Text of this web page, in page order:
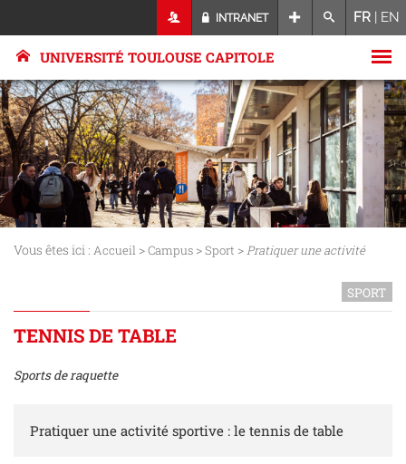
INTRANET FR | EN
UNIVERSITÉ TOULOUSE CAPITOLE
Vous êtes ici : Accueil >Campus >Sport >Pratiquer une activité
SPORT
TENNIS DE TABLE
Sports de raquette
Pratiquer une activité sportive : le tennis de table